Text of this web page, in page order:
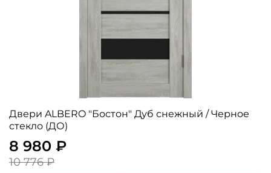
Двери ALBERO "Бостон" Дуб снежный / Черное
стекло (ДО)
8 980 ₽
10 776 ₽